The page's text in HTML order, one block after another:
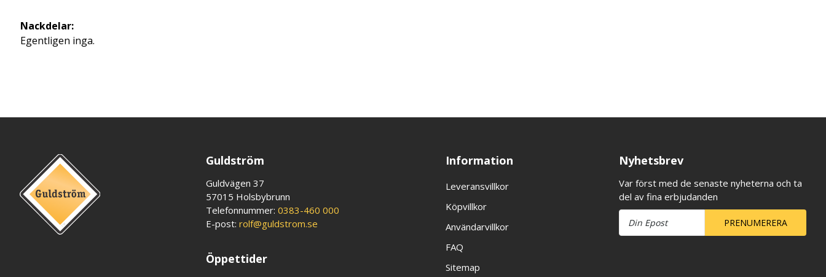
Nackdelar:
Egentligen inga.
Guldström
Guldvägen 37
57015 Holsbybrunn
Telefonnummer:0383-460 000
E-post:rolf@guldstrom.se
Öppettider
Information
Leveransvillkor
Köpvillkor
Användarvillkor
FAQ
Sitemap
Nyhetsbrev
Var först med de senaste nyheterna och ta
del av fina erbjudanden
PRENUMERERA